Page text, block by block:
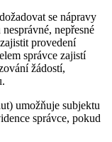
se nápravy
nepřesné
provedení
správce zajistí
žádostí,
umožňuje subjektu
správce, pokud